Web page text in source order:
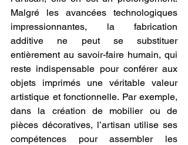
Malgré les avancées technologiques
impressionnantes, la fabrication
additive ne peut se substituer
entièrement au savoir-faire humain, qui
reste indispensable pour conférer aux
objets imprimés une véritable valeur
artistique et fonctionnelle. Par exemple,
dans la création de mobilier ou de
pièces décoratives, l’artisan utilise ses
compétences pour assembler les